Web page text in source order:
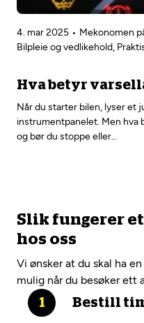
4. mar 2025
Mekonomen
Bilpleie og vedlikehold,
Hva betyr
Når du starter bilen, lyser et
instrumentpanelet. Men hva
og bør du stoppe eller…
Slik fungerer
hos oss
Vi ønsker at du skal ha
mulig når du besøker ett
Bestill